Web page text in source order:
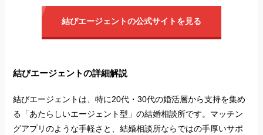
結びエージェントの公式サイトを見る
結びエージェントの詳細解説
結びエージェントは、特に20代・30代の婚活層から支持を集め
る「あたらしいエージェント型」の結婚相談所です。マッチン
グアプリのような手軽さと、結婚相談所ならではの手厚いサポ